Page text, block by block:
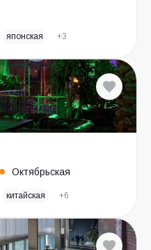
японская +3
Октябрьская
китайская +6